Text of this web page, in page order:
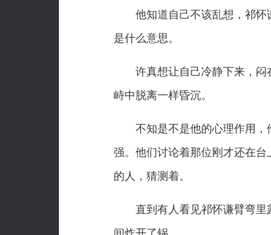
他知道自己不该乱想，祁怀
是什么意思。
许真想让自己冷静下来，闷
峙中脱离一样昏沉。
不知是不是他的心理作用，
强。他们讨论着那位刚才还在
的人，猜测着。
直到有人看见祁怀谦臂弯里